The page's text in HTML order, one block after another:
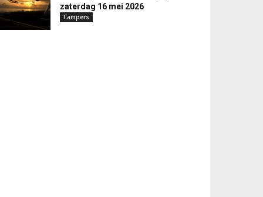
zaterdag 16 mei 2026
Campers